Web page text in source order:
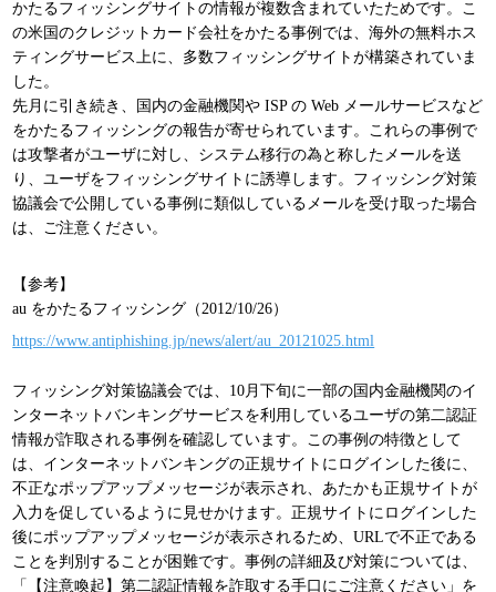
かたるフィッシングサイトの情報が複数含まれていたためです。こ
の米国のクレジットカード会社をかたる事例では、海外の無料ホス
ティングサービス上に、多数フィッシングサイトが構築されていま
した。
先月に引き続き、国内の金融機関や ISP の Web メールサービスなど
をかたるフィッシングの報告が寄せられています。これらの事例で
は攻撃者がユーザに対し、システム移行の為と称したメールを送
り、ユーザをフィッシングサイトに誘導します。フィッシング対策
協議会で公開している事例に類似しているメールを受け取った場合
は、ご注意ください。
【参考】
au をかたるフィッシング（2012/10/26）
https://www.antiphishing.jp/news/alert/au_20121025.html
フィッシング対策協議会では、10月下旬に一部の国内金融機関のイ
ンターネットバンキングサービスを利用しているユーザの第二認証
情報が詐取される事例を確認しています。この事例の特徴として
は、インターネットバンキングの正規サイトにログインした後に、
不正なポップアップメッセージが表示され、あたかも正規サイトが
入力を促しているように見せかけます。正規サイトにログインした
後にポップアップメッセージが表示されるため、URLで不正である
ことを判別することが困難です。事例の詳細及び対策については、
「【注意喚起】第二認証情報を詐取する手口にご注意ください」を